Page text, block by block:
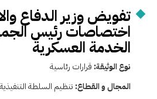
تفويض وزير الدفاع
اختصاصات رئيس
الخدمة العسكرية
نوع الوثيقة: قرارات رئاسية
المجال و القطاع: تنظيم السلطة التنفيذية